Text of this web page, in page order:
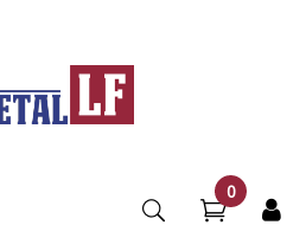
0